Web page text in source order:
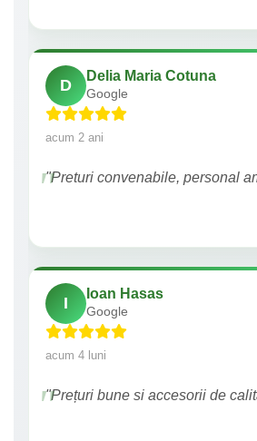
D
Delia Maria Cotuna
Google
acum 2 ani
"Preturi convenabile, personal
I
Ioan Hasas
Google
acum 4 luni
"Prețuri bune si accesorii de